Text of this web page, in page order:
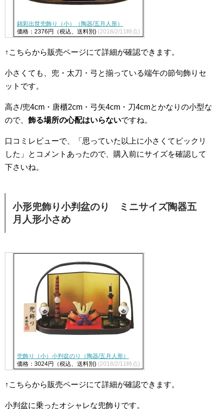
錦彩出世兜飾り（小）（陶器/五月人形）
価格：2376円（税込、送料別) (2018/2/11時点)
↑こちらから販売ページにて詳細が確認できます。
小さくても、兜・太刀・弓と揃っている端午の節句飾りセ
ットです。
高さ/兜4cm・唐櫃2cm・弓矢4cm・刀4cmとかなりの小型な
ので、 飾る場所の心配はいらないですね。
口コミレビューで、「思っていた以上に小さくてビックリ
した」とコメントあったので、購入前にサイズを確認して
下さいね。
小形兜飾り小判盆のり ミニサイズ陶器五
月人形小さめ
兜飾り（小）小判盆のり（陶器/五月人形）
価格：3024円（税込、送料別) (2018/2/11時点)
↑こちらから販売ページにて詳細が確認できます。
小判盆に乗ったオシャレな兜飾りです。